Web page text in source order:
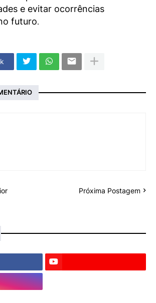
e evitar ocorrências
futuro.
Próxima Postagem